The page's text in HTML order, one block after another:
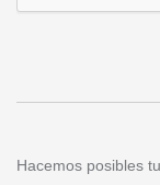
Hacemos posibles